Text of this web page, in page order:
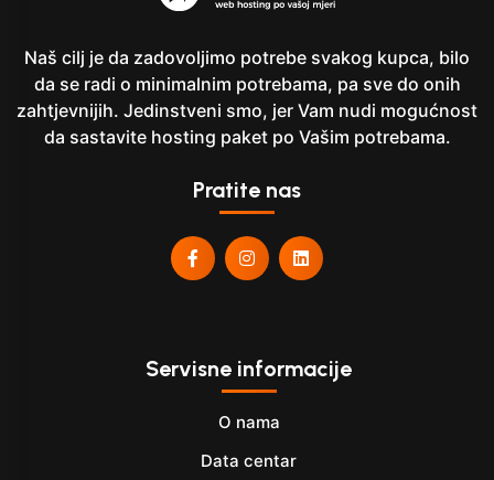
Naš cilj je da zadovoljimo potrebe svakog kupca, bilo
da se radi o minimalnim potrebama, pa sve do onih
zahtjevnijih. Jedinstveni smo, jer Vam nudi mogućnost
da sastavite hosting paket po Vašim potrebama.
Pratite nas
Servisne informacije
O nama
Data centar